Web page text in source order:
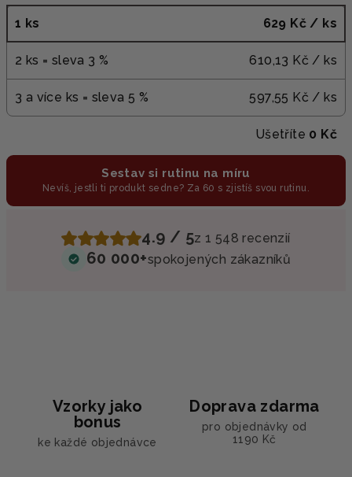
1 ks 629 Kč / ks
2 ks = sleva 3 % 610,13 Kč / ks
3 a více ks = sleva 5 % 597,55 Kč / ks
Ušetříte 0 Kč
Sestav si rutinu na míru
Nevíš, jestli ti produkt sedne? Za 60 s zjistíš svou rutinu.
4.9 / 5z 1 548 recenzií
60 000+spokojených zákazníků
Vzorky jako
bonus
ke každé objednávce
Doprava zdarma
pro objednávky od
1190 Kč